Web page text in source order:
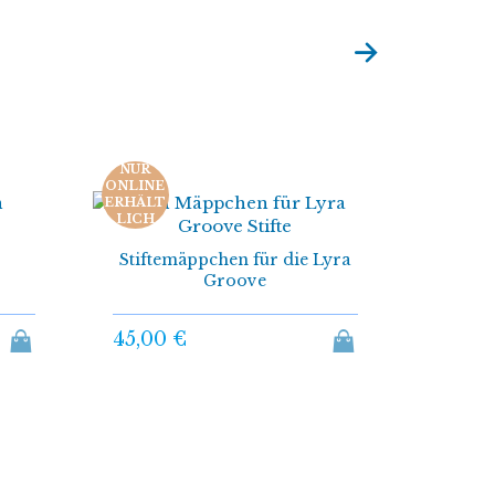
NUR
ONLINE
ERHÄLT
LICH
Stiftemäppchen für die Lyra
Groove
45,00 €